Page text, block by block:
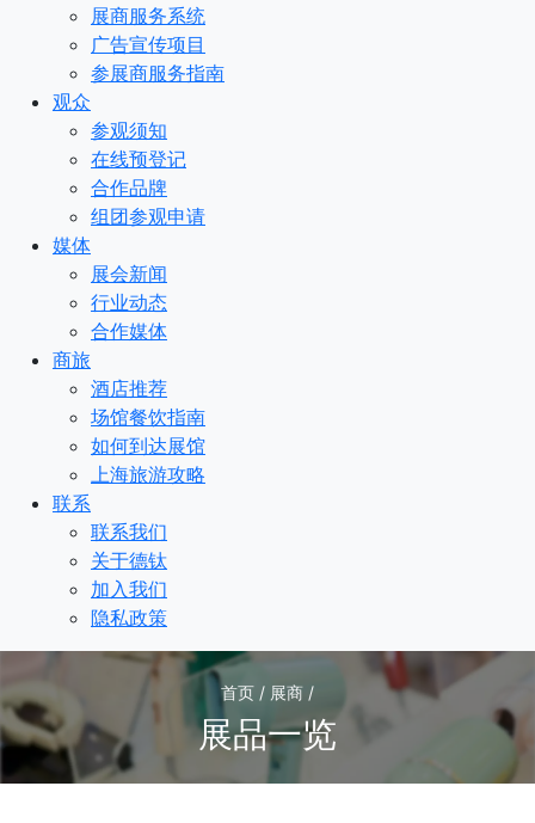
展商服务系统
广告宣传项目
参展商服务指南
观众
参观须知
在线预登记
合作品牌
组团参观申请
媒体
展会新闻
行业动态
合作媒体
商旅
酒店推荐
场馆餐饮指南
如何到达展馆
上海旅游攻略
联系
联系我们
关于德钛
加入我们
隐私政策
首页 / 展商 /
展品一览